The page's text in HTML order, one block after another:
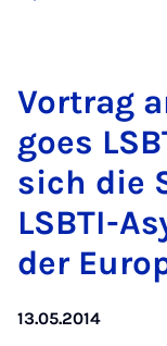
Vor­trag
goes
sich die
LSBTI-
der
13.05.2014